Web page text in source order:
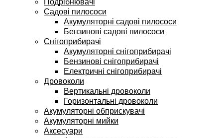
Садові пилососи
Акумуляторні садові пилососи
Бензинові садові пилососи
Снігоприбирачі
Акумуляторні снігоприбирачі
Бензинові снігоприбирачі
Електричні снігоприбирачі
Дровоколи
Вертикальні дровоколи
Горизонтальні дровоколи
Акумуляторні обприскувачі
Акумуляторні мийки
Аксесуари